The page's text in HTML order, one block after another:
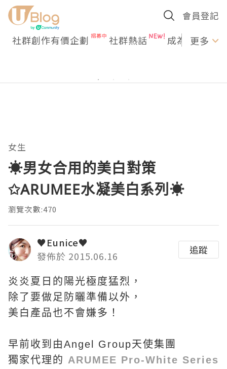
會員登記
社群創作有價企劃 社群熱話 成為U更多
女生
☀男女合用的美白對策
✩ARUMEE水凝美白系列☀
瀏覽次數:470
♥Eunice♥
發佈於 2015.06.16
追蹤
炎炎夏日的陽光極度猛烈，
除了要做足防曬準備以外，
美白產品也不會嫌多！
早前收到由Angel Group天使集團
獨家代理的 ARUMEE Pro-White Series